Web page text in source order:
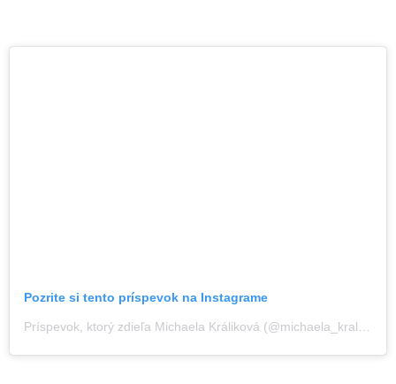
Pozrite si tento príspevok na Instagrame